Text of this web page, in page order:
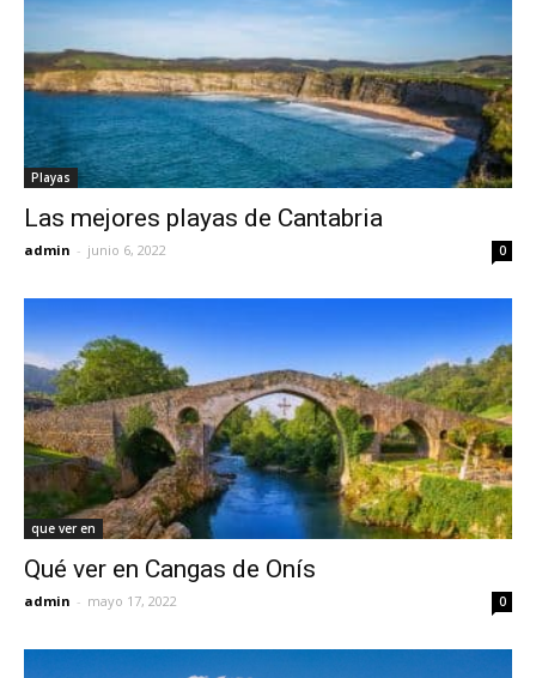
Playas
Las mejores playas de Cantabria
admin - junio 6, 2022 0
que ver en
Qué ver en Cangas de Onís
admin - mayo 17, 2022 0